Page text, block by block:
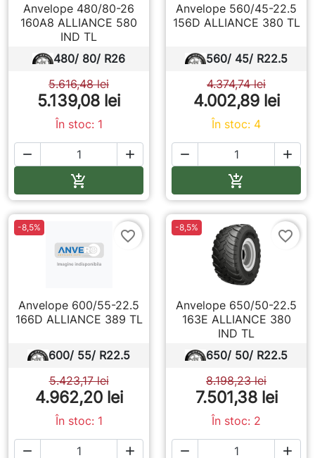
Anvelope 480/80-26
160A8 ALLIANCE 580
IND TL
480/ 80/ R26
5.139,08 lei
5.616,48 lei
În stoc: 1
 

Anvelope 560/45-22.5
156D ALLIANCE 380 TL
560/ 45/ R22.5
4.002,89 lei
4.374,74 lei
În stoc: 4
 

-8,5%
favorite_border
Anvelope 600/55-22.5
166D ALLIANCE 389 TL
600/ 55/ R22.5
4.962,20 lei
5.423,17 lei
În stoc: 1
 
-8,5%
favorite_border
Anvelope 650/50-22.5
163E ALLIANCE 380
IND TL
650/ 50/ R22.5
7.501,38 lei
8.198,23 lei
În stoc: 2
 